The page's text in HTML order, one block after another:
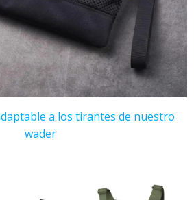
a los tirantes de nuestro
wader